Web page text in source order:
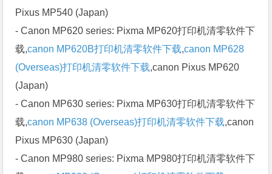
Pixus MP540 (Japan)
- Canon MP620 series: Pixma MP620打印机清零软件下
载,canon MP620B打印机清零软件下载,canon MP628
(Overseas)打印机清零软件下载,canon Pixus MP620
(Japan)
- Canon MP630 series: Pixma MP630打印机清零软件下
载,canon MP638 (Overseas)打印机清零软件下载,canon
Pixus MP630 (Japan)
- Canon MP980 series: Pixma MP980打印机清零软件下